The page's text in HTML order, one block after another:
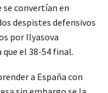
convertían en
despistes defensivos
por Ilyasova
el 38-54 final.
a España con